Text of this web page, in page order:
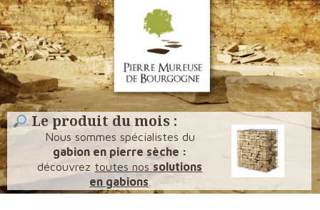
Le produit du mois :
Nous sommes spécialistes du
gabion en pierre sèche :
découvrez toutes nos solutions
en gabions.